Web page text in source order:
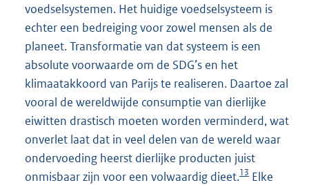
voedselsystemen. Het huidige voedselsysteem is
echter een bedreiging voor zowel mensen als de
planeet. Transformatie van dat systeem is een
absolute voorwaarde om de SDG’s en het
klimaatakkoord van Parijs te realiseren. Daartoe zal
vooral de wereldwijde consumptie van dierlijke
eiwitten drastisch moeten worden verminderd, wat
onverlet laat dat in veel delen van de wereld waar
ondervoeding heerst dierlijke producten juist
onmisbaar zijn voor een volwaardig dieet.13 Elke